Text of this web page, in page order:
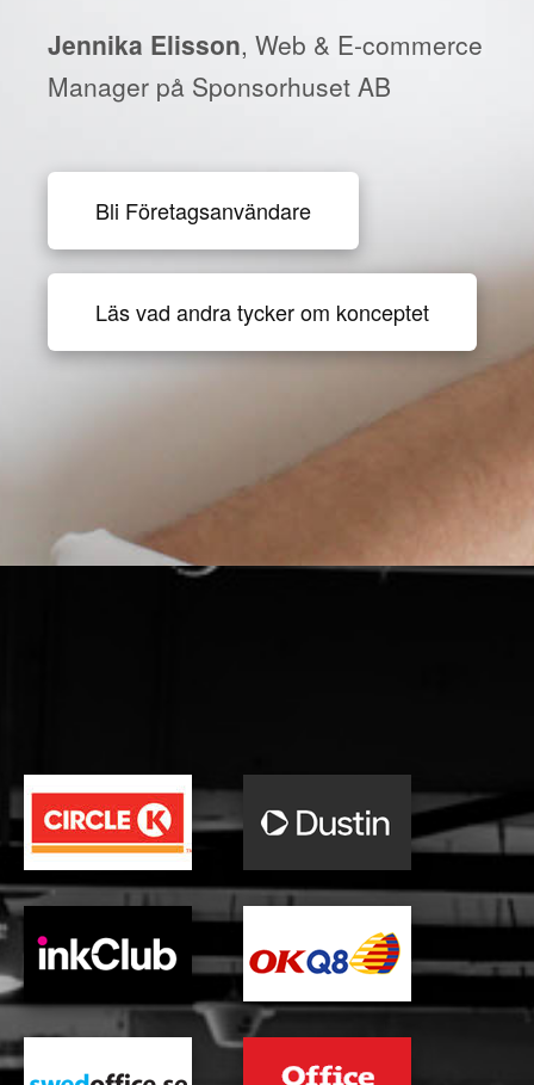
Jennika Elisson, Web & E-commerce
Manager på Sponsorhuset AB
Bli Företagsanvändare
Läs vad andra tycker om konceptet